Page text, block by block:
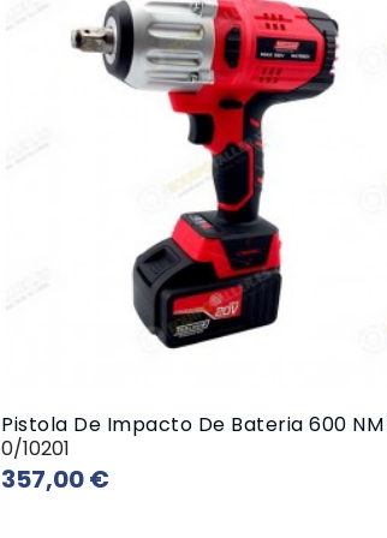
Pistola De Impacto De Bateria 600 NM
0/10201
357,00 €